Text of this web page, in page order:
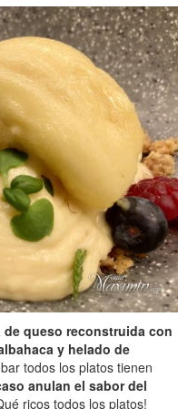
de queso reconstruida con
y helado de
todos los platos tienen
anulan el sabor del
ricos todos los platos!